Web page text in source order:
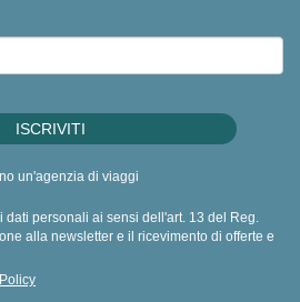
un'agenzia di viaggi
dati personali ai sensi dell'art. 13 del Reg.
alla newsletter e il ricevimento di offerte e